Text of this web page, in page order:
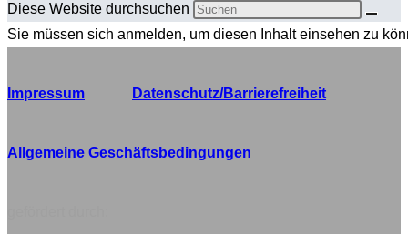
Diese Website durchsuchen
Sie müssen sich anmelden, um diesen Inhalt einsehen zu
Impressum Datenschutz/Barrierefreiheit
Allgemeine Geschäftsbedingungen